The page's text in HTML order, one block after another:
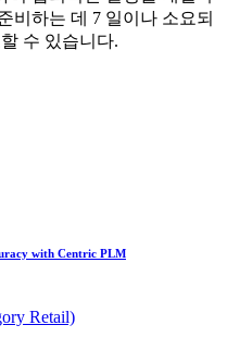
비하는 데 7 일이나 소요되
수 있습니다.
with Centric PLM
Retail)